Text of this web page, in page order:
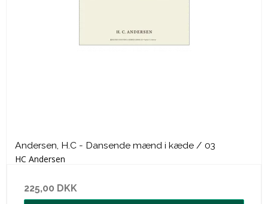
Andersen, H.C - Dansende mænd i kæde / 03
HC Andersen
225,00 DKK